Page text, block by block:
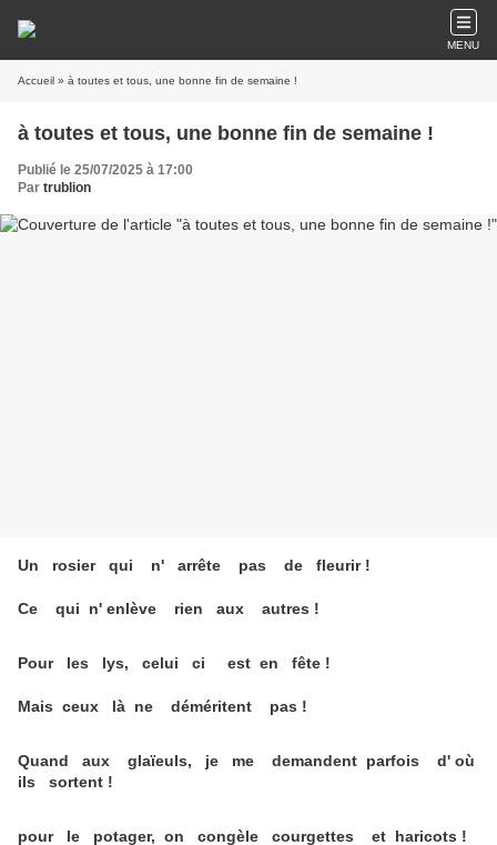
MENU
Accueil » à toutes et tous, une bonne fin de semaine !
à toutes et tous, une bonne fin de semaine !
Publié le 25/07/2025 à 17:00
Par trublion
Un rosier qui n' arrête pas de fleurir !
Ce qui n' enlève rien aux autres !
Pour les lys, celui ci est en fête !
Mais ceux là ne déméritent pas !
Quand aux glaïeuls, je me demandent parfois d' où
ils sortent !
pour le potager, on congèle courgettes et haricots !